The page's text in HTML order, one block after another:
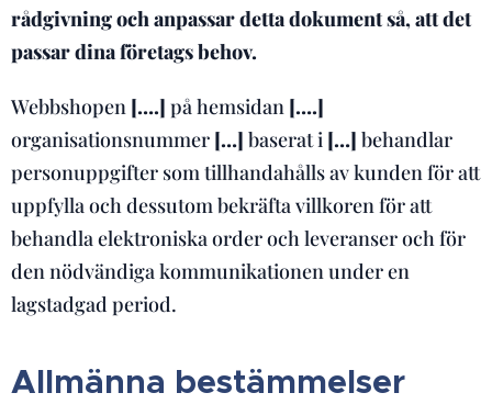
rådgivning och anpassar detta dokument så, att det
passar dina företags behov.
Webbshopen [….] på hemsidan [….]
organisationsnummer […] baserat i […] behandlar
personuppgifter som tillhandahålls av kunden för att
uppfylla och dessutom bekräfta villkoren för att
behandla elektroniska order och leveranser och för
den nödvändiga kommunikationen under en
lagstadgad period.
Allmänna bestämmelser